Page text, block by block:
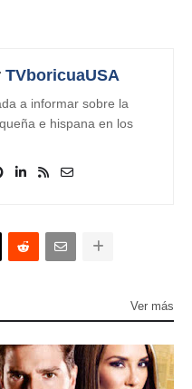
TVboricuaUSA
a informar sobre la
e hispana en los
Ver más